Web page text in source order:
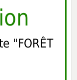
"FORÊT